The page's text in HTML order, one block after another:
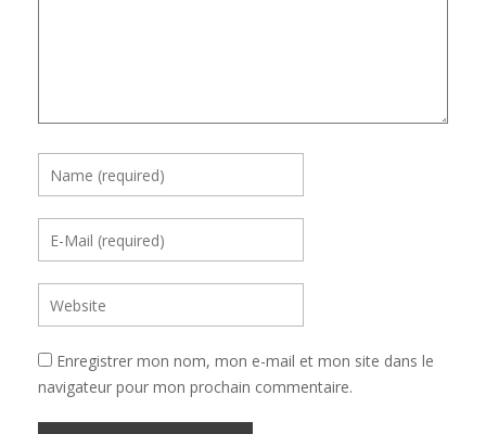
Enregistrer mon nom, mon e-mail et mon site dans le
navigateur pour mon prochain commentaire.